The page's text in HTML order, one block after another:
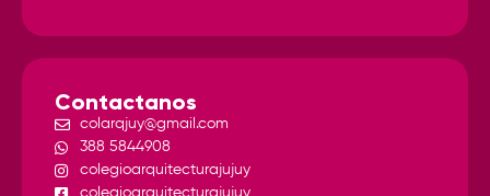
Contactanos
colarqjuy@gmail.com
388 5844908
colegioarquitecturajujuy